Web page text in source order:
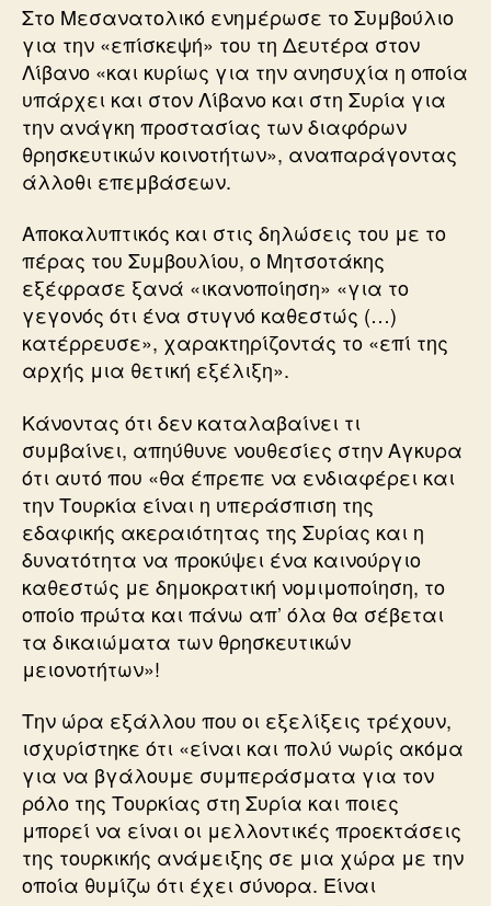
Στο Μεσανατολικό ενημέρωσε το Συμβούλιο
για την «επίσκεψή» του τη Δευτέρα στον
Λίβανο «και κυρίως για την ανησυχία η οποία
υπάρχει και στον Λίβανο και στη Συρία για
την ανάγκη προστασίας των διαφόρων
θρησκευτικών κοινοτήτων», αναπαράγοντας
άλλοθι επεμβάσεων.
Αποκαλυπτικός και στις δηλώσεις του με το
πέρας του Συμβουλίου, ο Μητσοτάκης
εξέφρασε ξανά «ικανοποίηση» «για το
γεγονός ότι ένα στυγνό καθεστώς (…)
κατέρρευσε», χαρακτηρίζοντάς το «επί της
αρχής μια θετική εξέλιξη».
Κάνοντας ότι δεν καταλαβαίνει τι
συμβαίνει, απηύθυνε νουθεσίες στην Αγκυρα
ότι αυτό που «θα έπρεπε να ενδιαφέρει και
την Τουρκία είναι η υπεράσπιση της
εδαφικής ακεραιότητας της Συρίας και η
δυνατότητα να προκύψει ένα καινούργιο
καθεστώς με δημοκρατική νομιμοποίηση, το
οποίο πρώτα και πάνω απ’ όλα θα σέβεται
τα δικαιώματα των θρησκευτικών
μειονοτήτων»!
Την ώρα εξάλλου που οι εξελίξεις τρέχουν,
ισχυρίστηκε ότι «είναι και πολύ νωρίς ακόμα
για να βγάλουμε συμπεράσματα για τον
ρόλο της Τουρκίας στη Συρία και ποιες
μπορεί να είναι οι μελλοντικές προεκτάσεις
της τουρκικής ανάμειξης σε μια χώρα με την
οποία θυμίζω ότι έχει σύνορα. Είναι